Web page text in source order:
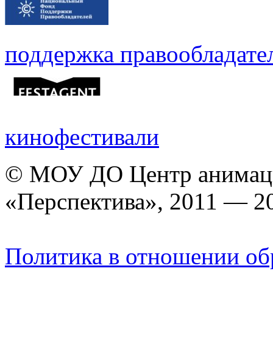
поддержка
кинофестивали
© МОУ ДО Центр
«Перспектива», 2011 —
Политика в отношении